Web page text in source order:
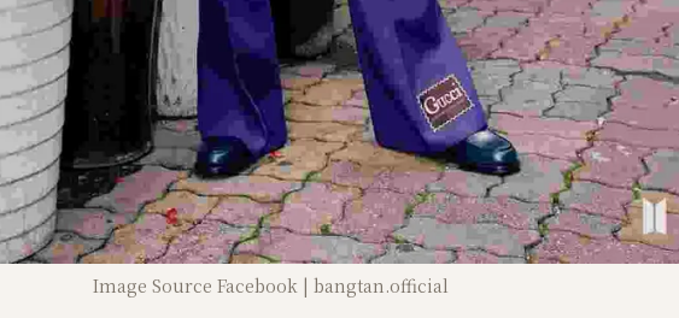
Image Source Facebook | bangtan.official